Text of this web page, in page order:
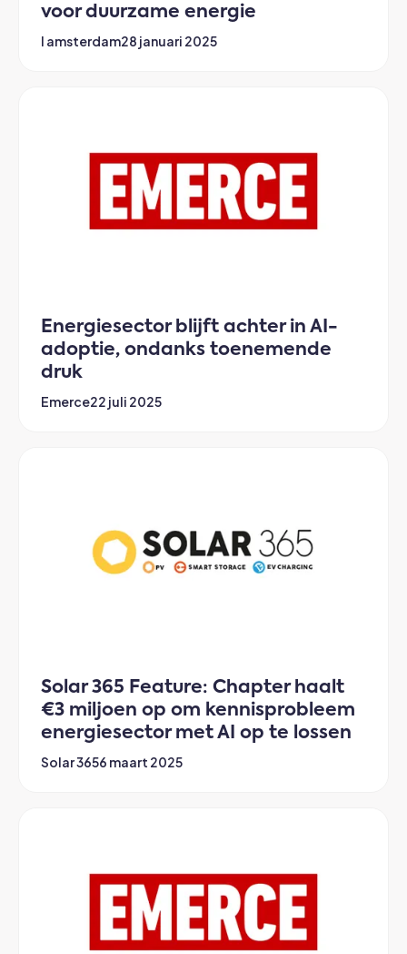
voor duurzame energie
I amsterdam28 januari 2025
Energiesector blijft achter in AI-
adoptie, ondanks toenemende
druk
Emerce22 juli 2025
Solar 365 Feature: Chapter haalt
€3 miljoen op om kennisprobleem
energiesector met AI op te lossen
Solar 3656 maart 2025